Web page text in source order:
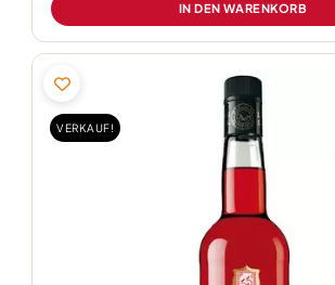
IN DEN WARENKORB
VERKAUF!
Preis
war:
16,12€
Preis
ist:
15,31€.